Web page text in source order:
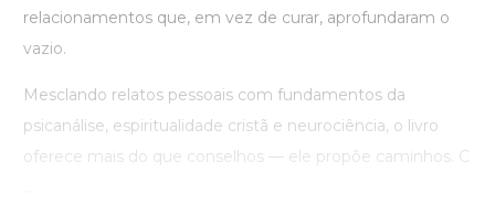
relacionamentos que, em vez de curar, aprofundaram o
vazio.
Mesclando relatos pessoais com fundamentos da
psicanálise, espiritualidade cristã e neurociência, o livro
oferece mais do que conselhos — ele propõe caminhos. C